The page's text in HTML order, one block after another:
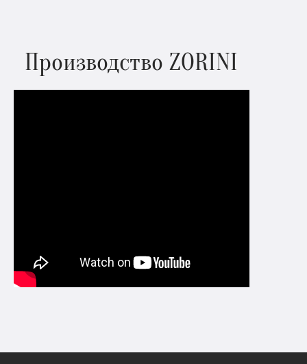
Производство ZORINI